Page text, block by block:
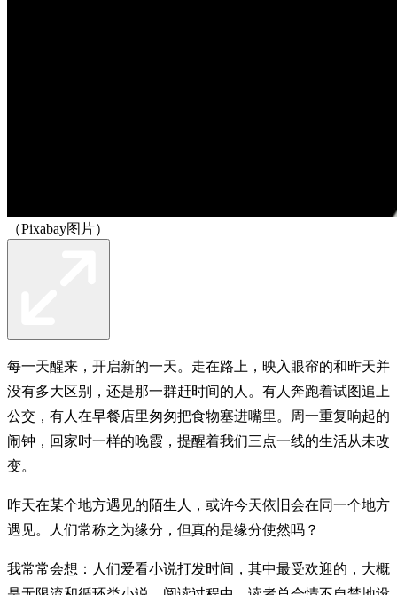
（Pixabay图片）
每一天醒来，开启新的一天。走在路上，映入眼帘的和昨天并
没有多大区别，还是那一群赶时间的人。有人奔跑着试图追上
公交，有人在早餐店里匆匆把食物塞进嘴里。周一重复响起的
闹钟，回家时一样的晚霞，提醒着我们三点一线的生活从未改
变。
昨天在某个地方遇见的陌生人，或许今天依旧会在同一个地方
遇见。人们常称之为缘分，但真的是缘分使然吗？
我常常会想：人们爱看小说打发时间，其中最受欢迎的，大概